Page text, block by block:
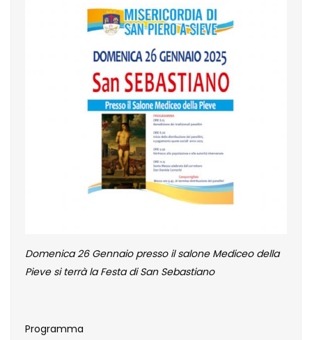
Domenica 26 Gennaio presso il salone Mediceo della
Pieve si terrà la Festa di San Sebastiano
Programma